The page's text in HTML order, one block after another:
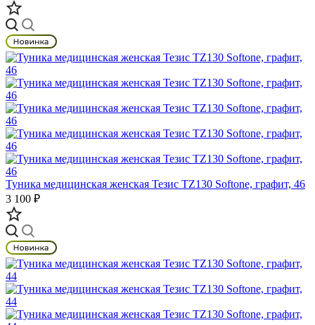
Туника медицинская женская Тезис TZ130 Softone, графит, 46
3 100 ₽